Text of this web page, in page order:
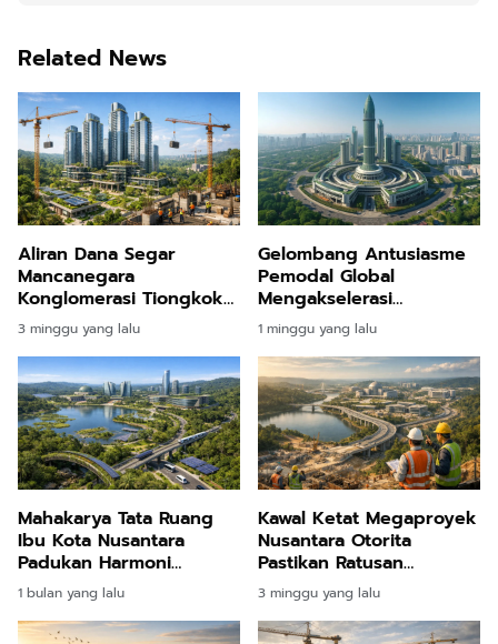
Related News
Aliran Dana Segar
Mancanegara
Konglomerasi Tiongkok
Bangun Hunian Megah
Triliunan Rupiah di
Nusantara
3 minggu yang lalu
Gelombang Antusiasme
Pemodal Global
Mengakselerasi
Pembangunan Kota Masa
Depan di Jantung
Kalimantan
1 minggu yang lalu
Mahakarya Tata Ruang
Ibu Kota Nusantara
Padukan Harmoni
Ekologi dan Teknologi
Masa Depan
1 bulan yang lalu
Kawal Ketat Megaproyek
Nusantara Otorita
Pastikan Ratusan
Infrastruktur Penuhi
Standar Mutu Kelas
Wahid
3 minggu yang lalu